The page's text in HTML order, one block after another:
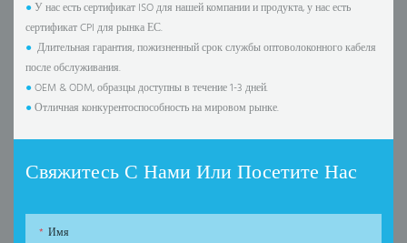
●У нас есть сертификат ISO для нашей компании и продукта, у нас есть
сертификат CPI для рынка ЕС.
● Длительная гарантия, пожизненный срок службы оптоволоконного кабеля
после обслуживания.
●OEM & ODM, образцы доступны в течение 1-3 дней.
●Отличная конкурентоспособность на мировом рынке.
Свяжитесь С Нами Или Посетите Нас
Имя